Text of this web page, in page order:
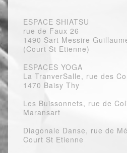
ESPACE SHIATSU
rue de Faux 26
1490 Sart Messire
(Court St Etienne)
ESPACES YOGA
La TranverSalle, rue des
1470 Baisy Thy
Les Buissonnets, rue de
Maransart
Diagonale Danse, rue de
Court St Etienne